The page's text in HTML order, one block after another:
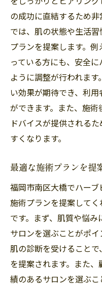
の成功に直結するため
では、肌の状態や生活
プランを提案します。
っている方にも、安全
ように調整が行われま
い効果が期待でき、利
ができます。また、施
ドバイスが提供される
すくなります。
最適な施術プランを提
福岡市南区大橋でハー
施術プランを提案して
です。まず、肌質や悩
サロンを選ぶことがポ
肌の診断を受けること
を提案されます。また
績のあるサロンを選ぶ